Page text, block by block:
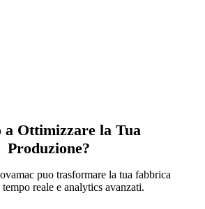
a Ottimizzare la Tua
Produzione?
puo trasformare la tua fabbrica
reale e analytics avanzati.